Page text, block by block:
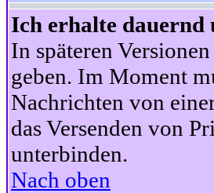
Ich erhalte
In späteren
geben. Im Moment
Nachrichten von
das Versenden von
unterbinden.
Nach oben